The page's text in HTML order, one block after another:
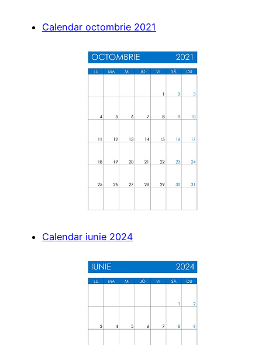
Calendar octombrie 2021
Calendar iunie 2024